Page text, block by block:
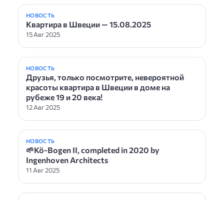
НОВОСТЬ
Квартира в Швеции — 15.08.2025
15 Авг 2025
НОВОСТЬ
Друзья, только посмотрите, невероятной
красоты квартира в Швеции в доме на
рубеже 19 и 20 века!
12 Авг 2025
НОВОСТЬ
🌱Kö-Bogen II, completed in 2020 by
Ingenhoven Architects
11 Авг 2025